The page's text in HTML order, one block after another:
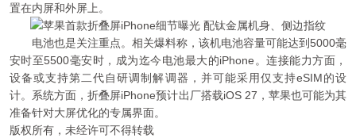
置在内屏和外屏上。
电池也是关注重点。相关爆料称，该机电池容量可能达到5000毫
安时至5500毫安时，成为迄今电池最大的iPhone。连接能力方面，
设备或支持第二代自研调制解调器，并可能采用仅支持eSIM的设
计。系统方面，折叠屏iPhone预计出厂搭载iOS 27，苹果也可能为其
准备针对大屏优化的专属界面。
版权所有，未经许可不得转载